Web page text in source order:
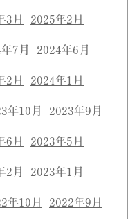
3月 2025年2月
7月 2024年6月
2月 2024年1月
年10月 2023年9月
6月 2023年5月
2月 2023年1月
年10月 2022年9月